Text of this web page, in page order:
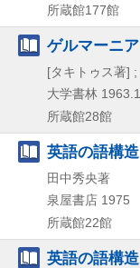
所蔵館177館
ゲルマーニア
[タキトゥス著]
大学書林
所蔵館28館
英語の語構
田中秀央著
泉屋書店 1975
所蔵館22館
英語の語構